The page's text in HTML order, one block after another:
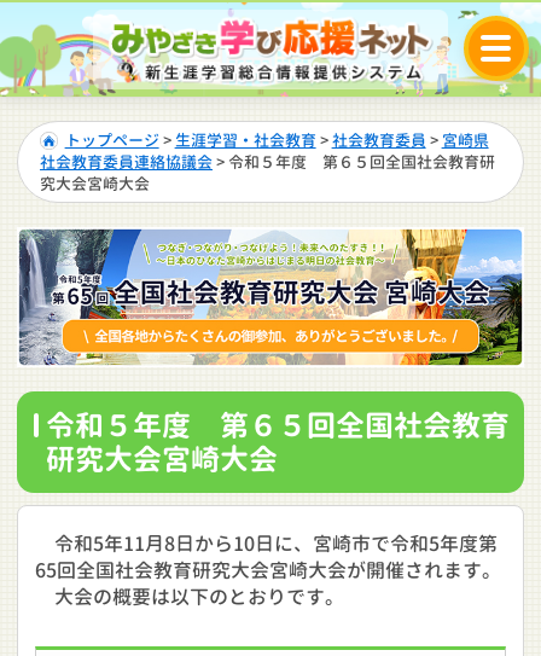
トップページ >生涯学習・社会教育 >社会教育委員 > 宮崎県
社会教育委員連絡協議会> 令和５年度 第６５回全国社会教育研
究大会宮崎大会
令和５年度 第６５回全国社会教育
研究大会宮崎大会
令和5年11月8日から10日に、宮崎市で令和5年度第
65回全国社会教育研究大会宮崎大会が開催されます。
大会の概要は以下のとおりです。